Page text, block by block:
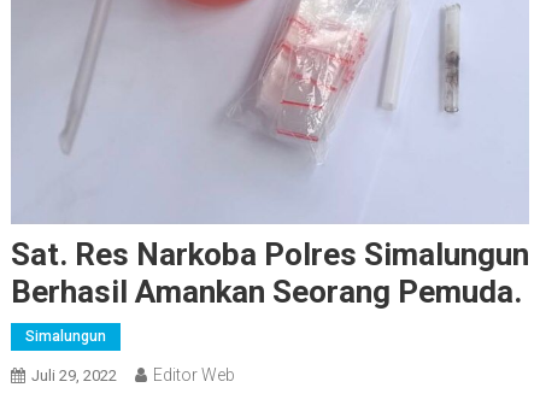
Sat. Res Narkoba Polres Simalungun
Berhasil Amankan Seorang Pemuda.
Simalungun
Juli 29, 2022 Editor Web